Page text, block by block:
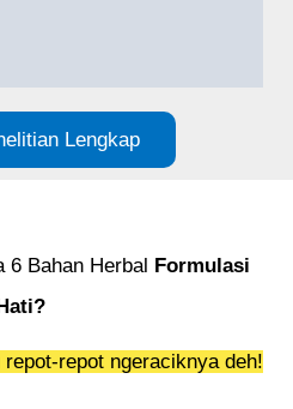
Lengkap
6 Bahan Herbal Formulasi
repot-repot ngeraciknya deh!